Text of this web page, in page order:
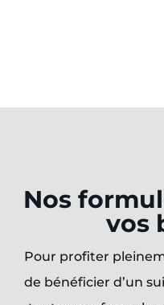
Nos
vos
Pour profiter
de bénéficier d’un